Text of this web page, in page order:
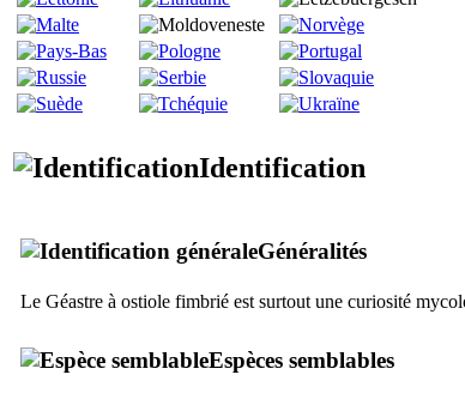
Identification
Généralités
Le Géastre à ostiole fimbrié est surtout une curiosité
Espèces semblables